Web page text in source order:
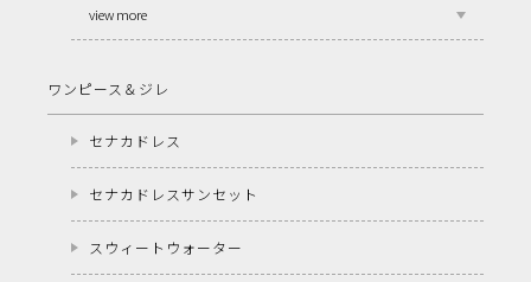
view more
ワンピース＆ジレ
セナカドレス
セナカドレスサンセット
スウィートウォーター